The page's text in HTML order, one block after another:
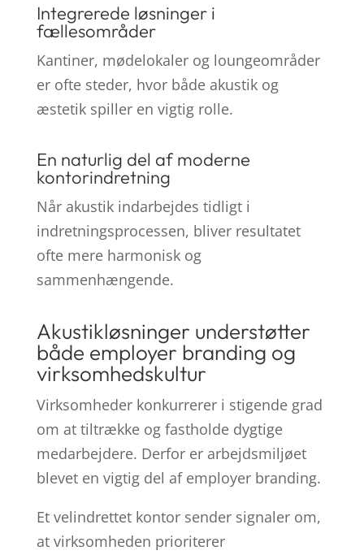
Integrerede løsninger i
fællesområder
Kantiner, mødelokaler og loungeområder
er ofte steder, hvor både akustik og
æstetik spiller en vigtig rolle.
En naturlig del af moderne
kontorindretning
Når akustik indarbejdes tidligt i
indretningsprocessen, bliver resultatet
ofte mere harmonisk og
sammenhængende.
Akustikløsninger understøtter
både employer branding og
virksomhedskultur
Virksomheder konkurrerer i stigende grad
om at tiltrække og fastholde dygtige
medarbejdere. Derfor er arbejdsmiljøet
blevet en vigtig del af employer branding.
Et velindrettet kontor sender signaler om,
at virksomheden prioriterer